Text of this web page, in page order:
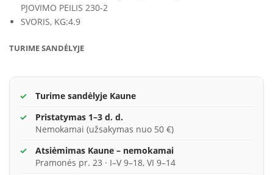
PJOVIMO PEILIS 230-2
SVORIS, KG:4.9
TURIME SANDĖLYJE
Turime sandėlyje Kaune
Pristatymas 1–3 d. d.
Nemokamai (užsakymas nuo 50 €)
Atsiėmimas Kaune – nemokamai
Pramonės pr. 23 · I–V 9–18, VI 9–14